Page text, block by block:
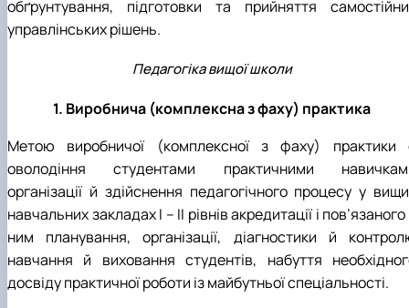
обґрунтування, підготовки та прийняття
управлінських рішень.
Педагогіка вищої школи
1. Виробнича (комплексна з фаху) практика
Метою виробничої (комплексної з фаху) практики
оволодіння студентами практичними
організації й здійснення педагогічного процесу у
навчальних закладах І – ІІ рівнів акредитації і пов’язаного
ним планування, організації, діагностики й
навчання й виховання студентів, набуття
досвіду практичної роботи із майбутньої спеціальності.